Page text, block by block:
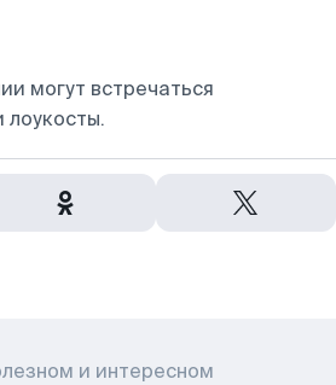
могут встречаться
лоукосты.
и интересном